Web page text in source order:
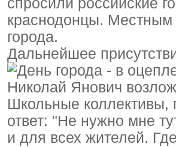
спросили российские
краснодонцы. Местным
города.
Дальнейшее
Николай Янович
Школьные коллективы,
ответ: "Не нужно мне
и для всех жителей.